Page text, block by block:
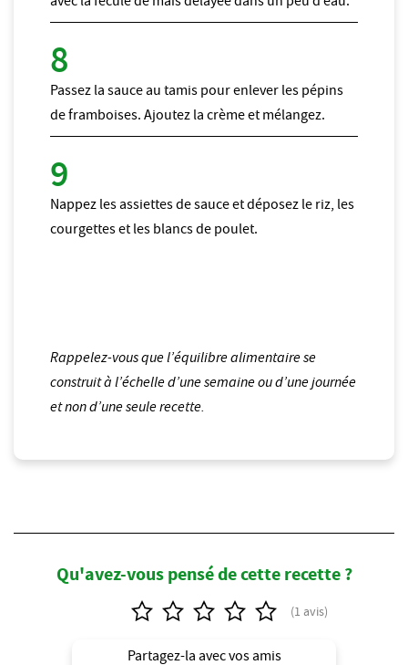
Passez la sauce au tamis pour enlever les pépins
de framboises. Ajoutez la crème et mélangez.
Nappez les assiettes de sauce et déposez le riz, les
courgettes et les blancs de poulet.
Rappelez-vous que l’équilibre alimentaire se
construit à l’échelle d’une semaine ou d’une journée
et non d’une seule recette.
Qu'avez-vous pensé de cette recette ?
Partagez-la avec vos amis